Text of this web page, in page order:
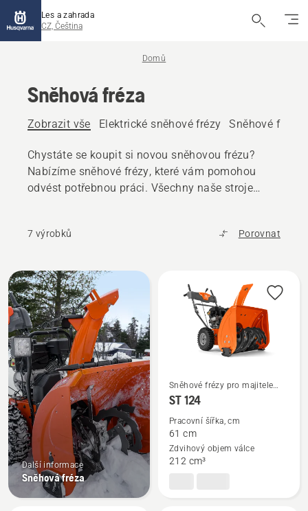
Les a zahrada
CZ, Čeština
Domů
Sněhová fréza
Zobrazit vše Elektrické sněhové frézy Sněhové frézy
Chystáte se koupit si novou sněhovou frézu?
Nabízíme sněhové frézy, které vám pomohou
odvést potřebnou práci. Všechny naše stroje
7 výrobků Porovnat
Všechny
výrobky
Další informace
Sněhová fréza
Zobrazit
více
informací
ST 124
Sněhové frézy pro majitele
domů
ST 124
Pracovní šířka, cm
61 cm
Zdvihový objem válce
212 cm³